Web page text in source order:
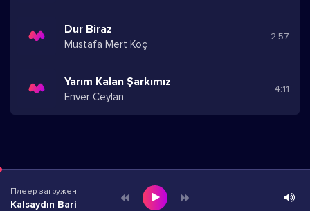
Dur Biraz
Mustafa Mert Koç
2:57
Yarım Kalan Şarkımız
Enver Ceylan
4:11
Плеер загружен
Kalsaydın Bari